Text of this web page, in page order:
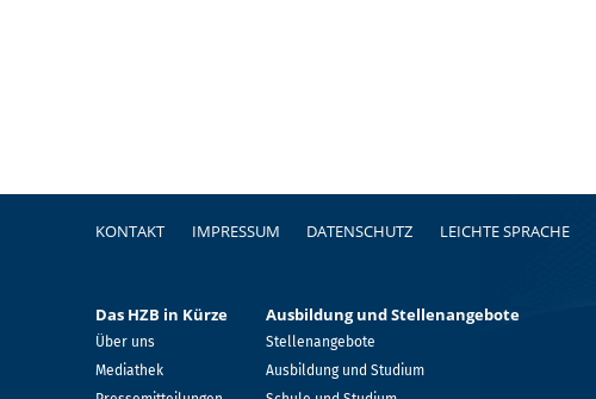
Fußzeile
KONTAKT IMPRESSUM DATENSCHUTZ LEICHTE SPRACHE
Das HZB in Kürze
Über uns
Mediathek
Ausbildung und Stellenangebote
Stellenangebote
Ausbildung und Studium